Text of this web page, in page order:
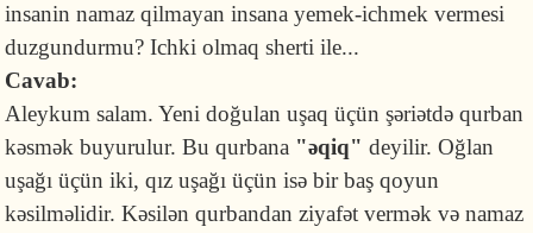
insanin namaz qilmayan insana yemek-ichmek vermesi
duzgundurmu? Ichki olmaq sherti ile...
Cavab:
Aleykum salam. Yeni doğulan uşaq üçün şəriətdə qurban
kəsmək buyurulur. Bu qurbana "əqiq" deyilir. Oğlan
uşağı üçün iki, qız uşağı üçün isə bir baş qoyun
kəsilməlidir. Kəsilən qurbandan ziyafət vermək və namaz